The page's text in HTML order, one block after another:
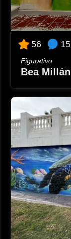
56 15
Figurativo
Bea Millán